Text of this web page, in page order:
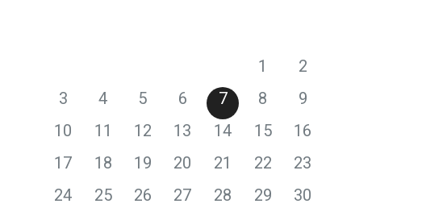
1
2
3
4 5 6 7 8
9
10
11 12 13 14 15
16
17
18 19 20 21 22
23
24
25 26 27 28 29
30